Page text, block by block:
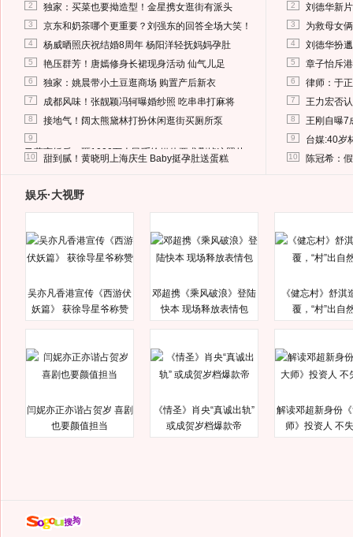
2 独家：买菜也要拗造型！金星携女逛街有派头
3 京东和奶茶哪个更重要？刘强东的回答全场大笑！
4 杨威晒照庆祝结婚8周年 杨阳洋轻抚妈妈孕肚
5 艳压群芳！唐嫣修身长裙现身活动 仙气儿足
6 独家：姚晨带小土豆逛商场 购置产后新衣
7 成都风味！张靓颖冯轲曝婚纱照 吃串串打麻将
8 接地气！阔太熊黛林打扮休闲逛街买厕所泵
9
马蓉离婚后，砸1000万人民币给媒体要求删掉这照片
10 甜到腻！黄晓明上海庆生 Baby挺孕肚送蛋糕
2 刘德华新
3 为救母女
4 刘德华扮
5 章子怡斥
6 律师：于
7 王力宏否
8 王刚自曝7
9 台媒:40岁
10 陈冠希：
娱乐·大视野
吴亦凡香港宣传《西游伏
妖篇》 获徐导星爷称赞
邓超携《乘风破浪》登陆
快本 现场释放表情包
《健忘村》舒淇
覆，“村”出自
闫妮亦正亦谐占贺岁 喜剧
也要颜值担当
《情圣》肖央“真诚出轨”
或成贺岁档爆款帝
解读邓超新身份
师》投资人 不